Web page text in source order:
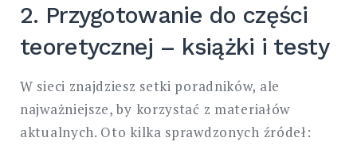
2. Przygotowanie do części
teoretycznej – książki i testy
W sieci znajdziesz setki poradników, ale
najważniejsze, by korzystać z materiałów
aktualnych. Oto kilka sprawdzonych źródeł: